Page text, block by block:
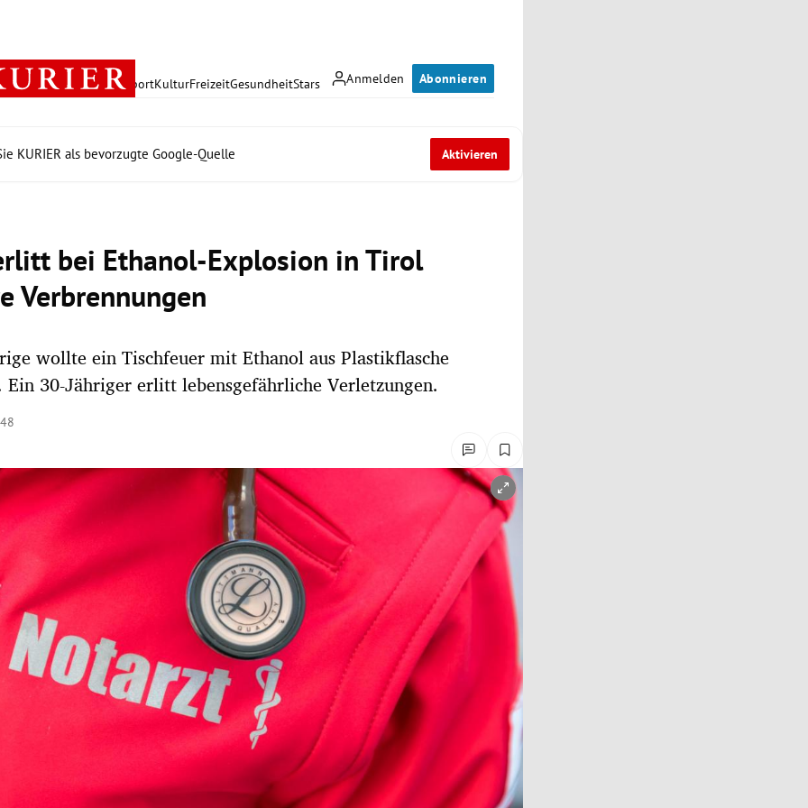
Anmelden Abonnieren
PolitikWirtschaft SportKulturFreizeitGesundheitStars
KURIER als bevorzugte Google-Quelle Aktivieren
bei Ethanol-Explosion in Tirol
Verbrennungen
wollte ein Tischfeuer mit Ethanol aus Plastikflasche
Ein 30-Jähriger erlitt lebensgefährliche Verletzungen.
öffnen/schließen